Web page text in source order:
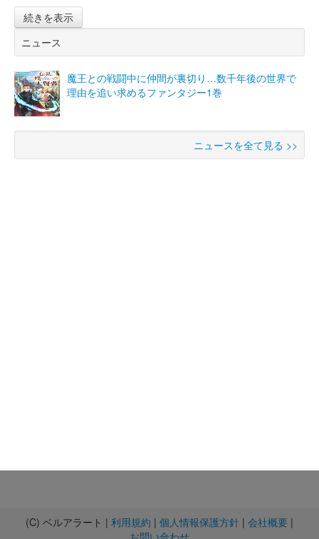
続きを表示
ニュース
魔王との戦闘中に仲間が裏切り…数千年後の世界で
理由を追い求めるファンタジー1巻
ニュースを全て見る >>
(C) ベルアラート | 利用規約 | 個人情報保護方針 | 会社概要 |
お問い合わせ